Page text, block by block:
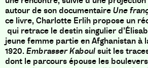
autour de son documentaireUne
ce livre, Charlotte Erlih propose un
qui retrace le destin singulier
jeune femme partie en Afghanistan à
1920.Embrasser Kaboulsuit les
dont le parcours épouse les